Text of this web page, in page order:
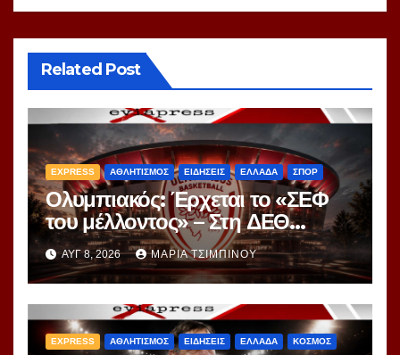
Related Post
EXPRESS ΑΘΛΗΤΙΣΜΟΣ ΕΙΔΗΣΕΙΣ ΕΛΛΑΔΑ ΣΠΟΡ
Ολυμπιακός: Έρχεται το «ΣΕΦ
του μέλλοντος» – Στη ΔΕΘ
αποκαλύπτεται το μεγάλο
project 40ετίας
ΑΥΓ 8, 2026 ΜΑΡΊΑ ΤΣΙΜΠΙΝΟΎ
EXPRESS ΑΘΛΗΤΙΣΜΟΣ ΕΙΔΗΣΕΙΣ ΕΛΛΑΔΑ ΚΟΣΜΟΣ